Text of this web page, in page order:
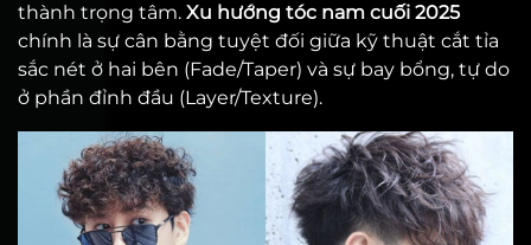
thành trọng tâm. Xu hướng tóc nam cuối 2025
chính là sự cân bằng tuyệt đối giữa kỹ thuật cắt tỉa
sắc nét ở hai bên (Fade/Taper) và sự bay bổng, tự do
ở phần đỉnh đầu (Layer/Texture).